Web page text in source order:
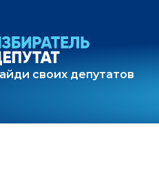
своих депутатов